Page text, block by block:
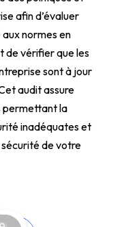
afin d’évaluer
normes en
de vérifier que les
sont à jour
audit assure
permettant la
inadéquates et
de votre